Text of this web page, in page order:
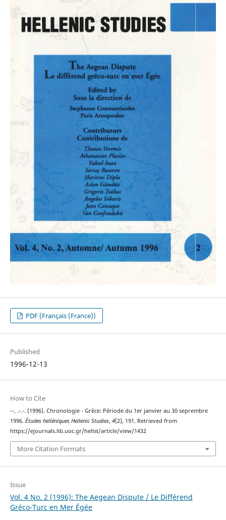
PDF (Français (France))
Published
1996-12-13
How to Cite
--, .-.-. (1996). Chronologie - Grèce: Période du 1er janvier au 30 seprembre
1996. Études helléniques Hellenic Studies, 4(2), 191. Retrieved from
https://ejournals.lib.uoc.gr/hellst/article/view/1432
More Citation Formats
Issue
Vol. 4 No. 2 (1996): The Aegean Dispute / Le Différend
Gréco-Turc en Mer Égée